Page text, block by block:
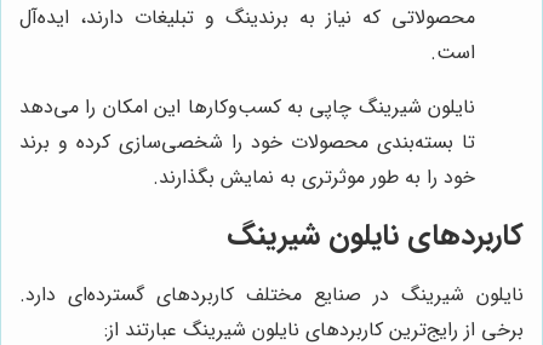
محصولاتی که نیاز به برندینگ و تبلیغات دارند، ایده‌آل
است.
نایلون شیرینگ چاپی به کسب‌وکارها این امکان را می‌دهد
تا بسته‌بندی محصولات خود را شخصی‌سازی کرده و برند
خود را به طور موثرتری به نمایش بگذارند.
کاربردهای نایلون شیرینگ
نایلون شیرینگ در صنایع مختلف کاربردهای گسترده‌ای دارد.
برخی از رایج‌ترین کاربردهای نایلون شیرینگ عبارتند از: